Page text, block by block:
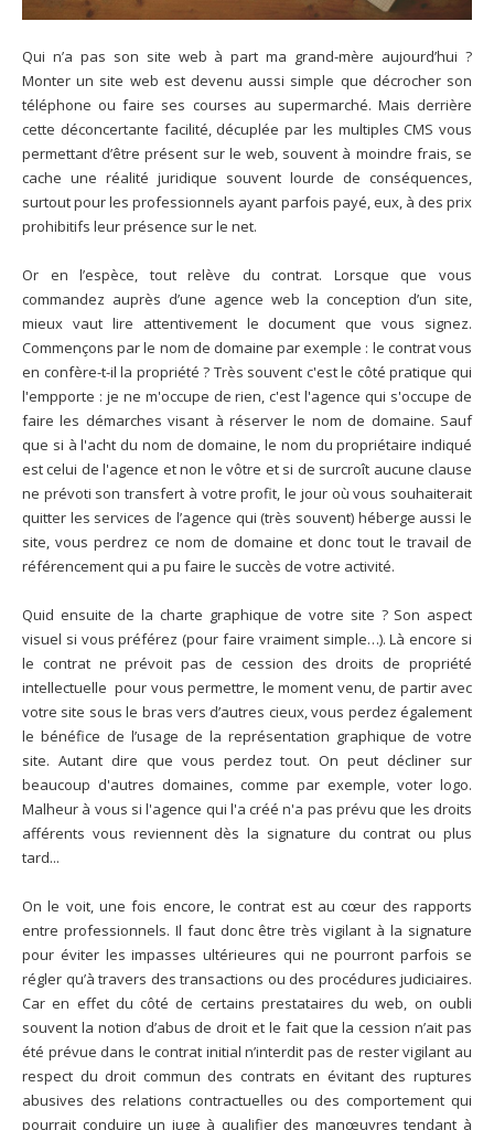
Qui n’a pas son site web à part ma grand-mère aujourd’hui ?
Monter un site web est devenu aussi simple que décrocher son
téléphone ou faire ses courses au supermarché. Mais derrière
cette déconcertante facilité, décuplée par les multiples CMS vous
permettant d’être présent sur le web, souvent à moindre frais, se
cache une réalité juridique souvent lourde de conséquences,
surtout pour les professionnels ayant parfois payé, eux, à des prix
prohibitifs leur présence sur le net.
Or en l’espèce, tout relève du contrat. Lorsque que vous
commandez auprès d’une agence web la conception d’un site,
mieux vaut lire attentivement le document que vous signez.
Commençons par le nom de domaine par exemple : le contrat vous
en confère-t-il la propriété ? Très souvent c'est le côté pratique qui
l'empporte : je ne m'occupe de rien, c'est l'agence qui s'occupe de
faire les démarches visant à réserver le nom de domaine. Sauf
que si à l'acht du nom de domaine, le nom du propriétaire indiqué
est celui de l'agence et non le vôtre et si de surcroît aucune clause
ne prévoti son transfert à votre profit, le jour où vous souhaiterait
quitter les services de l’agence qui (très souvent) héberge aussi le
site, vous perdrez ce nom de domaine et donc tout le travail de
référencement qui a pu faire le succès de votre activité.
Quid ensuite de la charte graphique de votre site ? Son aspect
visuel si vous préférez (pour faire vraiment simple…). Là encore si
le contrat ne prévoit pas de cession des droits de propriété
intellectuelle pour vous permettre, le moment venu, de partir avec
votre site sous le bras vers d’autres cieux, vous perdez également
le bénéfice de l’usage de la représentation graphique de votre
site. Autant dire que vous perdez tout. On peut décliner sur
beaucoup d'autres domaines, comme par exemple, voter logo.
Malheur à vous si l'agence qui l'a créé n'a pas prévu que les droits
afférents vous reviennent dès la signature du contrat ou plus
tard...
On le voit, une fois encore, le contrat est au cœur des rapports
entre professionnels. Il faut donc être très vigilant à la signature
pour éviter les impasses ultérieures qui ne pourront parfois se
régler qu’à travers des transactions ou des procédures judiciaires.
Car en effet du côté de certains prestataires du web, on oubli
souvent la notion d’abus de droit et le fait que la cession n’ait pas
été prévue dans le contrat initial n’interdit pas de rester vigilant au
respect du droit commun des contrats en évitant des ruptures
abusives des relations contractuelles ou des comportement qui
pourrait conduire un juge à qualifier des manœuvres tendant à